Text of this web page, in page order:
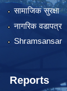
सामाजिक सुरक्षा
नागरिक वडापत्र
Shramsansar
Reports